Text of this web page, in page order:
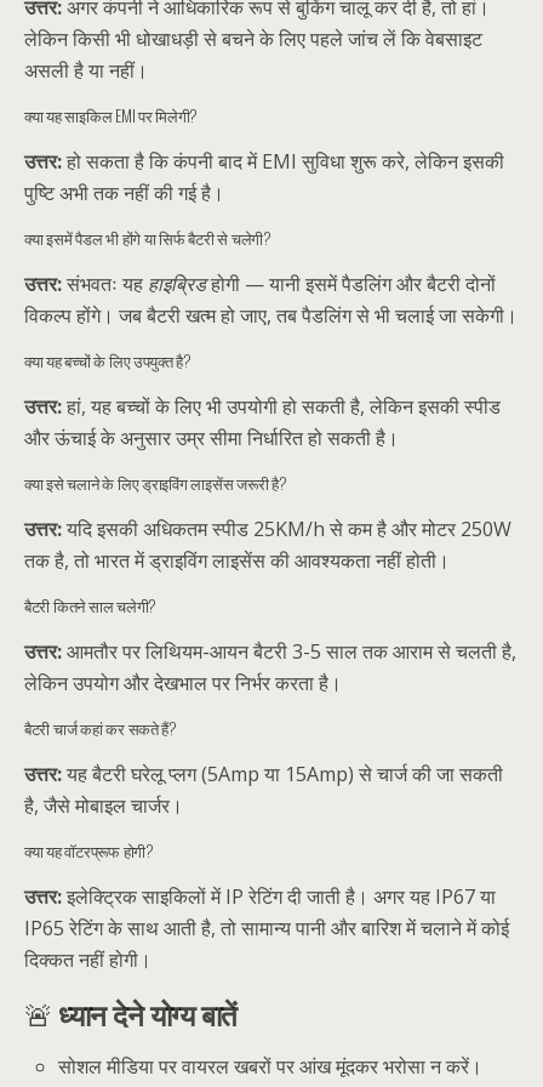
उत्तर:अगर कंपनी ने आधिकारिक रूप से बुकिंग चालू कर दी है, तो हां।
लेकिन किसी भी धोखाधड़ी से बचने के लिए पहले जांच लें कि वेबसाइट
असली है या नहीं।
क्या यह साइकिल EMI पर मिलेगी?
उत्तर:हो सकता है कि कंपनी बाद में EMI सुविधा शुरू करे, लेकिन इसकी
पुष्टि अभी तक नहीं की गई है।
क्या इसमें पैडल भी होंगे या सिर्फ बैटरी से चलेगी?
उत्तर:संभवतः यह हाइब्रिडहोगी — यानी इसमें पैडलिंग और बैटरी दोनों
विकल्प होंगे। जब बैटरी खत्म हो जाए, तब पैडलिंग से भी चलाई जा सकेगी।
क्या यह बच्चों के लिए उपयुक्त है?
उत्तर:हां, यह बच्चों के लिए भी उपयोगी हो सकती है, लेकिन इसकी स्पीड
और ऊंचाई के अनुसार उम्र सीमा निर्धारित हो सकती है।
क्या इसे चलाने के लिए ड्राइविंग लाइसेंस जरूरी है?
उत्तर:यदि इसकी अधिकतम स्पीड 25KM/h से कम है और मोटर 250W
तक है, तो भारत में ड्राइविंग लाइसेंस की आवश्यकता नहीं होती।
बैटरी कितने साल चलेगी?
उत्तर:आमतौर पर लिथियम-आयन बैटरी 3-5 साल तक आराम से चलती है,
लेकिन उपयोग और देखभाल पर निर्भर करता है।
बैटरी चार्ज कहां कर सकते हैं?
उत्तर:यह बैटरी घरेलू प्लग (5Amp या 15Amp) से चार्ज की जा सकती
है, जैसे मोबाइल चार्जर।
क्या यह वॉटरप्रूफ होगी?
उत्तर:इलेक्ट्रिक साइकिलों में IP रेटिंग दी जाती है। अगर यह IP67 या
IP65 रेटिंग के साथ आती है, तो सामान्य पानी और बारिश में चलाने में कोई
दिक्कत नहीं होगी।
🚨 ध्यान देने योग्य बातें
सोशल मीडिया पर वायरल खबरों पर आंख मूंदकर भरोसा न करें।